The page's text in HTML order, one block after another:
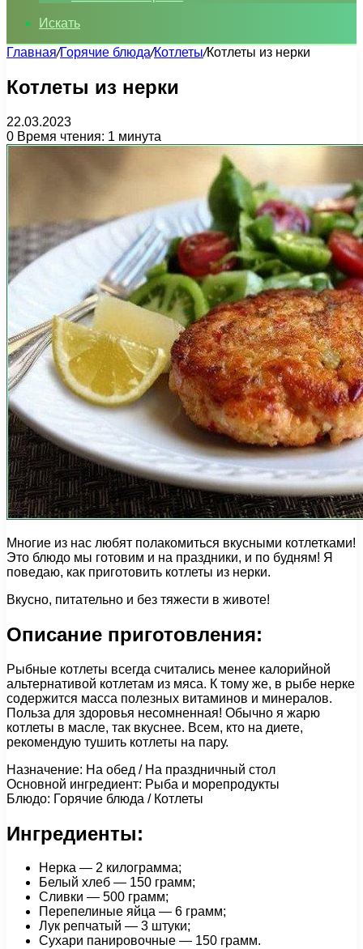
Искать
Главная/Горячие блюда/Котлеты/Котлеты из нерки
Котлеты из нерки
22.03.2023
0 Время чтения: 1 минута
Многие из нас любят полакомиться вкусными котлетками!
Это блюдо мы готовим и на праздники, и по будням! Я
поведаю, как приготовить котлеты из нерки.
Вкусно, питательно и без тяжести в животе!
Описание приготовления:
Рыбные котлеты всегда считались менее калорийной
альтернативой котлетам из мяса. К тому же, в рыбе нерке
содержится масса полезных витаминов и минералов.
Польза для здоровья несомненная! Обычно я жарю
котлеты в масле, так вкуснее. Всем, кто на диете,
рекомендую тушить котлеты на пару.
Назначение: На обед / На праздничный стол
Основной ингредиент: Рыба и морепродукты
Блюдо: Горячие блюда / Котлеты
Ингредиенты:
Нерка — 2 килограмма;
Белый хлеб — 150 грамм;
Сливки — 500 грамм;
Перепелиные яйца — 6 грамм;
Лук репчатый — 3 штуки;
Сухари панировочные — 150 грамм.